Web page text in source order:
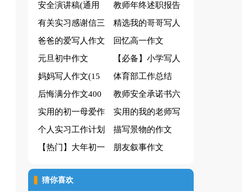
安全演讲稿(通用
15篇)
教师年终述职报告
有关实习感谢信三
篇
精选我的哥哥写人
作文汇编6篇
爸爸的爱写人作文
回忆高一作文
元旦初中作文
【必备】小学写人
作文600字合集6篇
妈妈写人作文(15
篇)
体育部工作总结
后悔满分作文400
字6篇
教师安全承诺书六
篇
实用的初一母爱作
文锦集9篇
实用的我的老师写
人作文3篇
个人实习工作计划
描写景物的作文
【精】
【热门】大年初一
朋友叙事作文
猜你喜欢